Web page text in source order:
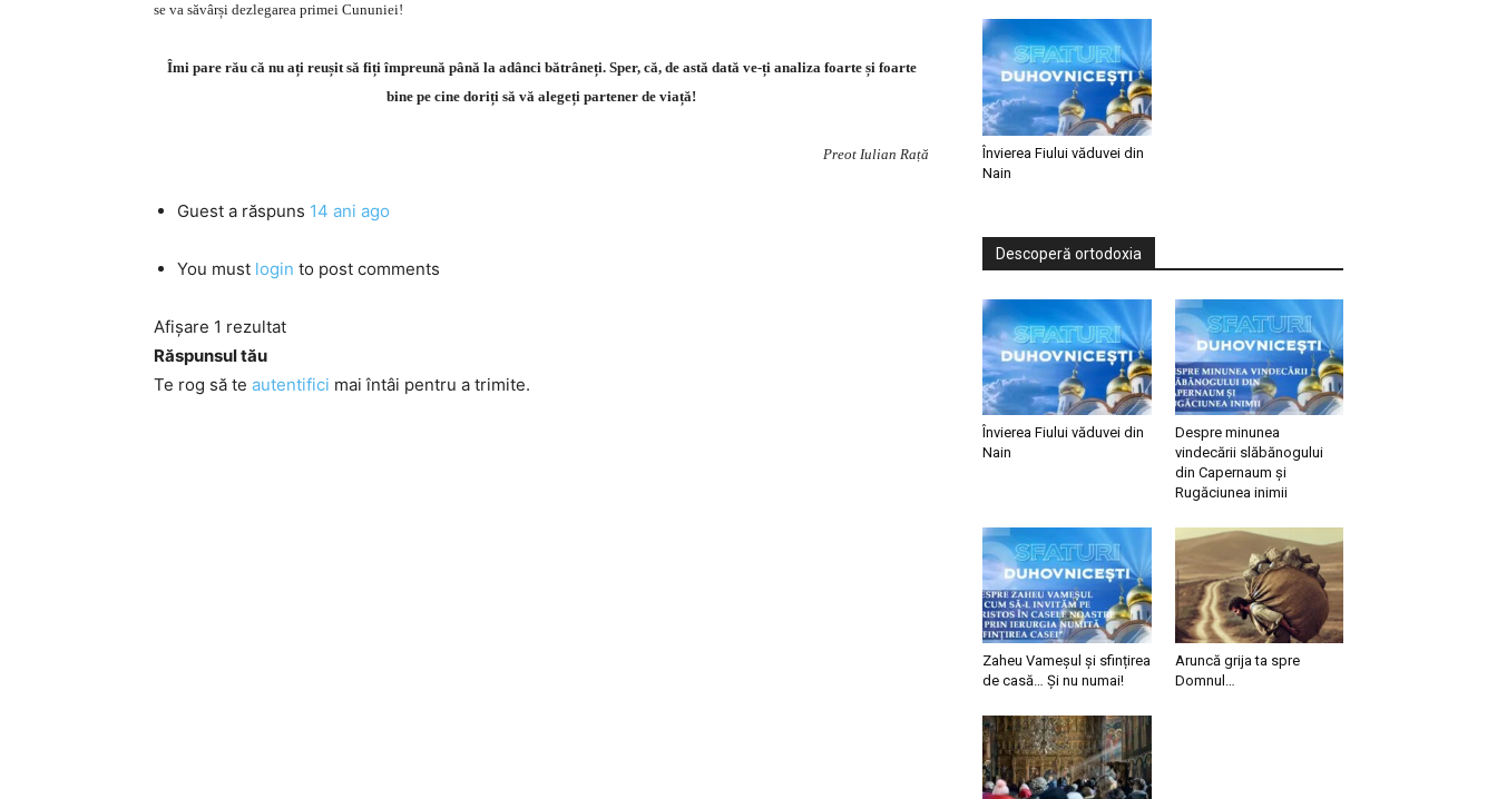
se va săvârși dezlegarea primei Cununiei!
Îmi pare rău că nu ați reușit să fiți împreună până la adânci bătrâneți. Sper, că, de astă dată ve-ți analiza foarte și foarte
bine pe cine doriți să vă alegeți partener de viață!
Preot Iulian Rață
Guest a răspuns 14 ani ago
You must login to post comments
Afișare 1 rezultat
Răspunsul tău
Te rog să te autentifici mai întâi pentru a trimite.
Învierea Fiului văduvei din
Nain
Descoperă ortodoxia
Învierea Fiului văduvei din
Nain
Despre minunea
vindecării slăbănogului
din Capernaum și
Rugăciunea inimii
Zaheu Vameșul și sfințirea
de casă… Și nu numai!
Aruncă grija ta spre
Domnul…